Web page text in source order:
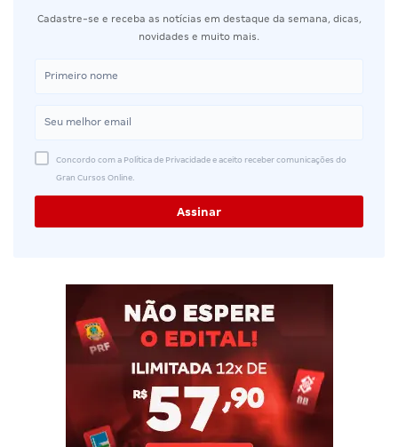
Cadastre-se e receba as notícias em destaque da semana, dicas,
novidades e muito mais.
Concordo com a Política de Privacidade e aceito receber comunicações do
Gran Cursos Online.